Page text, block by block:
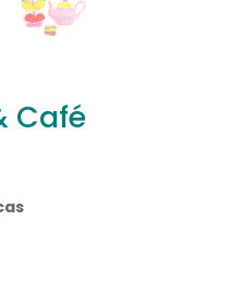
Café